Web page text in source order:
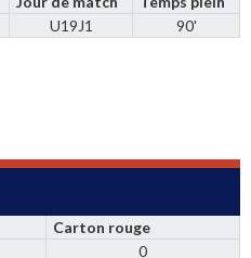
U19J1 90'
Carton rouge
0